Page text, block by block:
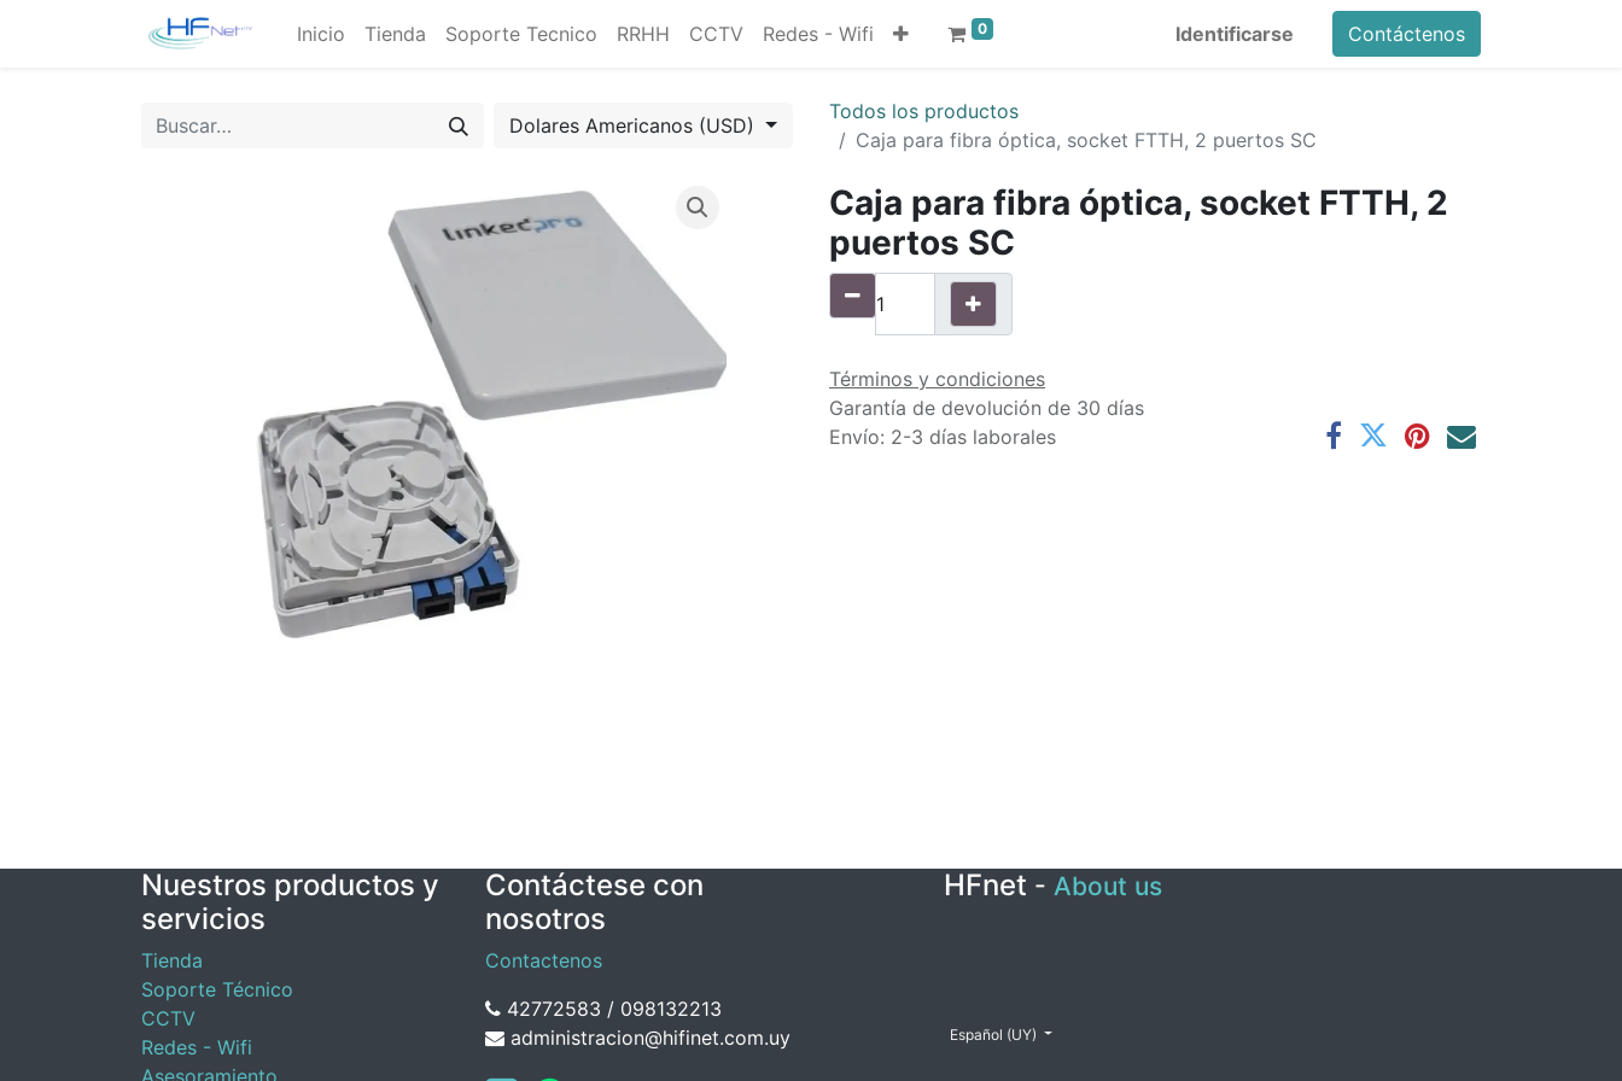
Inicio Tienda Soporte Tecnico RRHH CCTV Redes - Wifi 0 Identificarse Contáctenos
Dolares Americanos (USD)
Todos los productos
Caja para fibra óptica, socket FTTH, 2 puertos SC
Caja para fibra óptica, socket FTTH, 2
puertos SC
Términos y condiciones
Garantía de devolución de 30 días
Envío: 2-3 días laborales
Nuestros productos y
servicios
Tienda
Soporte Técnico
CCTV
Redes - Wifi
Asesoramiento
Contáctese con
nosotros
Contactenos
42772583 / 098132213
administracion@hifinet.com.uy
HFnet - About us
Español (UY)